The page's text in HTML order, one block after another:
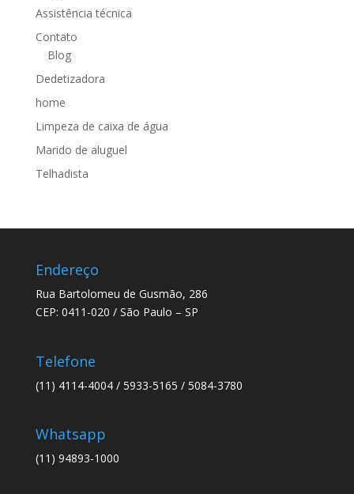
Assistência técnica
Contato
Blog
Dedetizadora
home
Limpeza de caixa de água
Marido de aluguel
Telhadista
Endereço
Rua Bartolomeu de Gusmão, 286
CEP: 0411-020 / São Paulo – SP
Telefone
(11) 4114-4004 / 5933-5165 / 5084-3780
Whatsapp
(11) 94893-1000